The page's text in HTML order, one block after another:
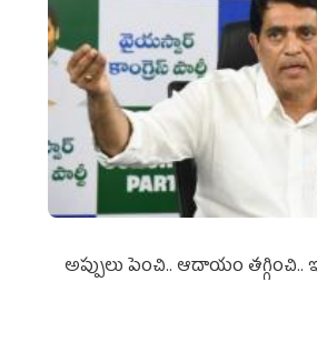
అప్పులు పెంచి.. ఆదాయం తగ్గించి..